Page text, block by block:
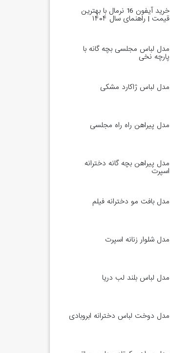
خرید آیفون 16 نرمال با بهترین
قیمت | راهنمای سال ۱۴۰۴
مدل لباس مجلسی بچه گانه با
پارچه نخی
مدل لباس ژاکارد مشکی
مدل پیراهن راه راه مجلسی
مدل پیراهن بچه گانه دخترانه
اسپرت
مدل بافت مو دخترانه فیلم
مدل شلوار زنانه اسپرت
مدل لباس بلند لب دریا
مدل دوخت لباس دخترانه ابروبادی